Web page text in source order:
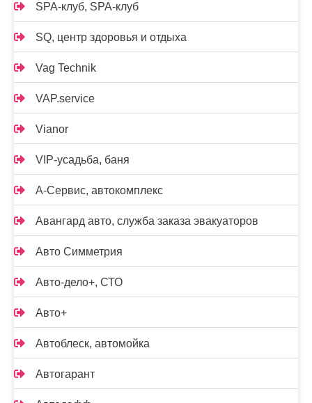
SPA-клуб, SPA-клуб
SQ, центр здоровья и отдыха
Vag Technik
VAP.service
Vianor
VIP-усадьба, баня
А-Сервис, автокомплекс
Авангард авто, служба заказа эвакуаторов
Авто Симметрия
Авто-дело+, СТО
Авто+
Автоблеск, автомойка
Автогарант